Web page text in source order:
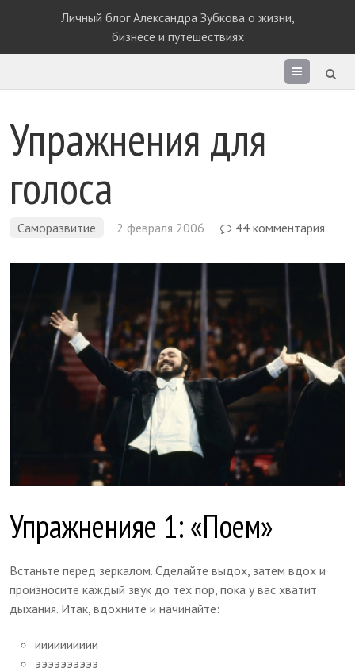
Личный блог Александра Зубкова о жизни,
бизнесе и путешествиях
Упражнения для
голоса
Саморазвитие 2 февраля 2006 44 комментария
Упражненияе 1: «Поем»
Встаньте перед зеркалом. Сделайте выдох, затем вдох и
произносите каждый звук до тех пор, пока у вас хватит
дыхания. Итак, вдохните и начинайте:
ииииииииии
ээээээээээ